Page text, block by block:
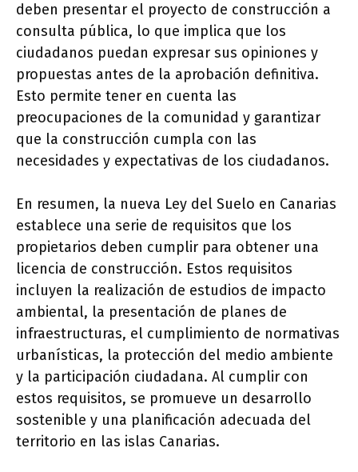
deben presentar el proyecto de construcción a
consulta pública, lo que implica que los
ciudadanos puedan expresar sus opiniones y
propuestas antes de la aprobación definitiva.
Esto permite tener en cuenta las
preocupaciones de la comunidad y garantizar
que la construcción cumpla con las
necesidades y expectativas de los ciudadanos.
En resumen, la nueva Ley del Suelo en Canarias
establece una serie de requisitos que los
propietarios deben cumplir para obtener una
licencia de construcción. Estos requisitos
incluyen la realización de estudios de impacto
ambiental, la presentación de planes de
infraestructuras, el cumplimiento de normativas
urbanísticas, la protección del medio ambiente
y la participación ciudadana. Al cumplir con
estos requisitos, se promueve un desarrollo
sostenible y una planificación adecuada del
territorio en las islas Canarias.